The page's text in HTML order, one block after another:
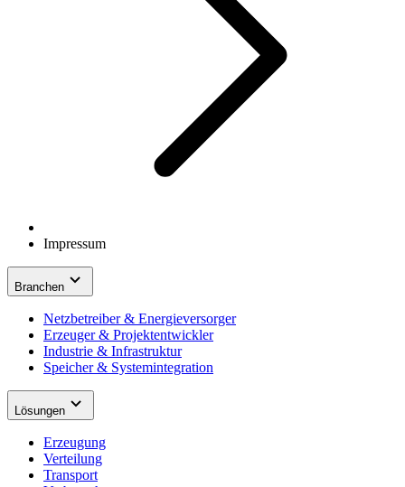
Impressum
Branchen
Netzbetreiber & Energieversorger
Erzeuger & Projektentwickler
Industrie & Infrastruktur
Speicher & Systemintegration
Lösungen
Erzeugung
Verteilung
Transport